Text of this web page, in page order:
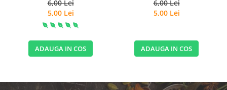
6,00 Lei
5,00 Lei
ADAUGA IN COS
6,00 Lei
5,00 Lei
ADAUGA IN COS